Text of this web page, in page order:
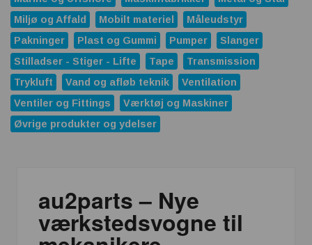
Miljø og Affald
Mobilt materiel
Måleudstyr
Pakninger
Plast og Gummi Pumper
Slanger
Stilladser - Stiger - Lifte
Tape
Transmission
Trykluft
Vand og afløb teknik
Ventilation
Ventiler og Fittings
Værktøj og Maskiner
Øvrige produkter og ydelser
au2parts – Nye
værkstedsvogne til